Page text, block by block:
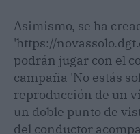
Asimismo, se ha
'https://
podrán jugar con el
campaña 'No estás
reproducción de un
un doble punto de
del conductor